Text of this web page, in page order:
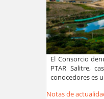
El Consorcio
PTAR Salitre,
conocedores es
Notas de